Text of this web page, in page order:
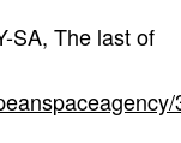
SA, The last of